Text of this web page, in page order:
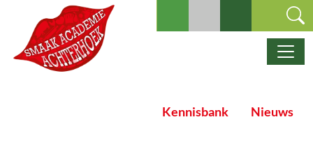
Ga naar de inhoud
Hoofdnavigatie
Kennisbank Nieuws